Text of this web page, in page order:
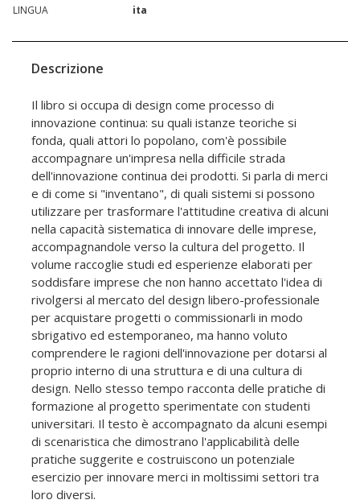
LINGUA
ita
Descrizione
Il libro si occupa di design come processo di
innovazione continua: su quali istanze teoriche si
fonda, quali attori lo popolano, com'è possibile
accompagnare un'impresa nella difficile strada
dell'innovazione continua dei prodotti. Si parla di merci
e di come si "inventano", di quali sistemi si possono
utilizzare per trasformare l'attitudine creativa di alcuni
nella capacità sistematica di innovare delle imprese,
accompagnandole verso la cultura del progetto. Il
volume raccoglie studi ed esperienze elaborati per
soddisfare imprese che non hanno accettato l'idea di
rivolgersi al mercato del design libero-professionale
per acquistare progetti o commissionarli in modo
sbrigativo ed estemporaneo, ma hanno voluto
comprendere le ragioni dell'innovazione per dotarsi al
proprio interno di una struttura e di una cultura di
design. Nello stesso tempo racconta delle pratiche di
formazione al progetto sperimentate con studenti
universitari. Il testo è accompagnato da alcuni esempi
di scenaristica che dimostrano l'applicabilità delle
pratiche suggerite e costruiscono un potenziale
esercizio per innovare merci in moltissimi settori tra
loro diversi.